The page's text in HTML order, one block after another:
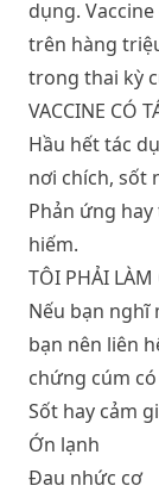
dụng.
trên hàng
trong thai kỳ
VACCINE CÓ
Hầu hết tác
nơi chích, sốt
Phản ứng
hiếm.
TÔI PHẢI
Nếu bạn nghĩ
bạn nên liên
chứng cúm
Sốt hay cảm
Ớn lạnh
Đau nhức cơ